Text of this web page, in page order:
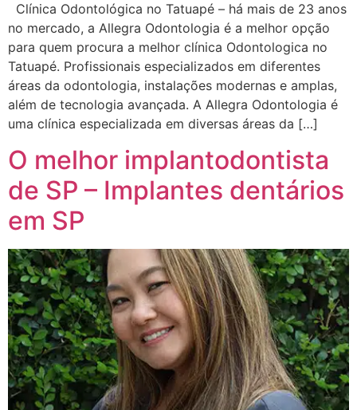
Clínica Odontológica no Tatuapé – há mais de 23 anos
no mercado, a Allegra Odontologia é a melhor opção
para quem procura a melhor clínica Odontologica no
Tatuapé. Profissionais especializados em diferentes
áreas da odontologia, instalações modernas e amplas,
além de tecnologia avançada. A Allegra Odontologia é
uma clínica especializada em diversas áreas da […]
O melhor implantodontista
de SP – Implantes dentários
em SP